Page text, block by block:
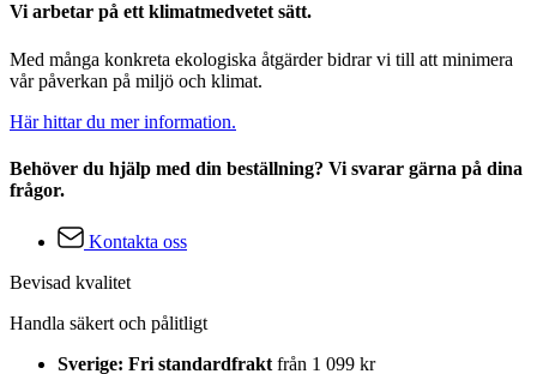
Vi arbetar på ett klimatmedvetet sätt.
Med många konkreta ekologiska åtgärder bidrar vi till att minimera
vår påverkan på miljö och klimat.
Här hittar du mer information.
Behöver du hjälp med din beställning? Vi svarar gärna på dina
frågor.
Kontakta oss
Bevisad kvalitet
Handla säkert och pålitligt
Sverige: Fri standardfrakt från 1 099 kr